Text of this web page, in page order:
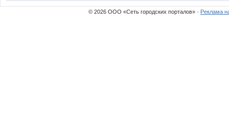
© 2026 ООО «Сеть городских порталов» · Реклама